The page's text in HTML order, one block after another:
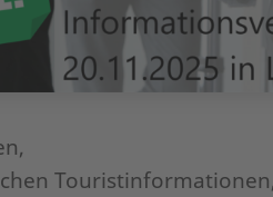
Touristinformationen,